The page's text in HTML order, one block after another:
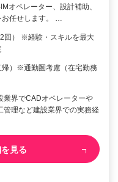
オペレーター、設計補助、
任せします。 …
回） ※経験・スキルを最大
）※通勤圏考慮（在宅勤務
界でCADオペレーターや
理など建設業界での実務経
見る